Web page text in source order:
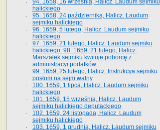
94. 1658, 16 września, Halicz. Laudum sejmiku
halickiego
95. 1658, 24 października, Halicz. Laudum
sejmiku halickiego
96. 1659, 5 lutego, Halicz. Laudum sejmiku
halickiego
97. 1659, 21 lutego, Halicz. Laudum sejmiku
halickiego. 98. 1659, 21 lutego, Halicz.
Marszałek sejmiku kwituje poborcę z
administracyi podatków
99. 1659, 25 lutego, Halicz. Instrukcya sejmiku
posłom na sejm walny
100. 1659, 1 lipca, Halicz. Laudum sejmiku
halickiego
101. 1659, 15 września, Halicz. Laudum
sejmiku halickiego deputackiego
102. 1659, 24 listopada, Halicz. Laudum
sejmiku halickiego
103. 1659, 1 grudnia, Halicz. Laudum sejmiku